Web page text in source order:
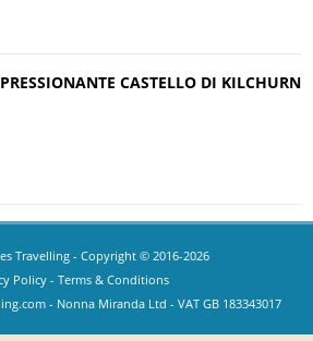
CASTELLO DI KILCHURN
Travelling- Copyright © 2016-2026
Policy- Terms & Conditions
- Nonna Miranda Ltd - VAT GB 183343017